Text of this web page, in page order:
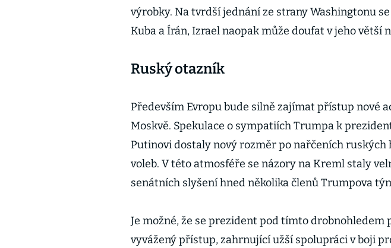
výrobky. Na tvrdší jednání ze strany Washingtonu
Kuba a Írán, Izrael naopak může doufat v jeho větší
Ruský otazník
Především Evropu bude silně zajímat přístup nové
Moskvě. Spekulace o sympatiích Trumpa k
Putinovi dostaly nový rozměr po nařčeních ruských
voleb. V této atmosféře se názory na Kreml staly
senátních slyšení hned několika členů Trumpova
Je možné, že se prezident pod tímto drobnohledem
vyvážený přístup, zahrnující užší spolupráci v boji